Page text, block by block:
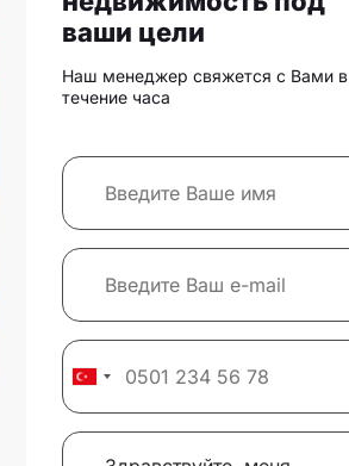
ваши цели
Наш менеджер свяжется с Вами в
течение часа